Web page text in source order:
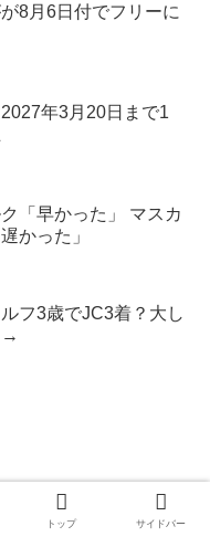
8月6日付でフリーに
年3月20日まで1
「早かった」 マスカ
かった」
ルフ3歳でJC3着？大し
→
トップ サイドバー